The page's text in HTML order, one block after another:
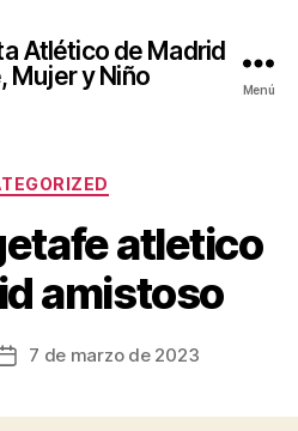
Atlético de Madrid
Mujer y Niño
Menú
Categorías
atletico
amistoso
Fecha7 de marzo de 2023